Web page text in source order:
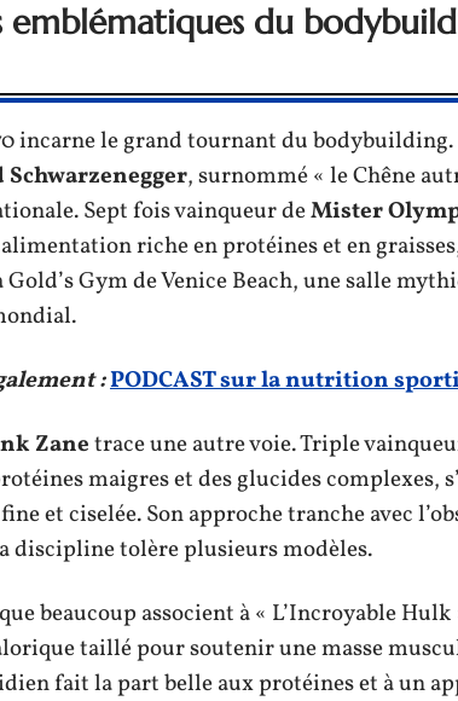
emblématiques du
incarne le grand tournant du
, surnommé « le Chêne
Sept fois vainqueur deMister
riche en protéines et en
Gold’s Gym de Venice Beach, une salle
:PODCAST sur la nutrition
Zanetrace une autre voie. Triple
maigres et des glucides complexes,
et ciselée. Son approche tranche avec
discipline tolère plusieurs modèles.
beaucoup associent à « L’Incroyable Hulk
taillé pour soutenir une masse
fait la part belle aux protéines et à un